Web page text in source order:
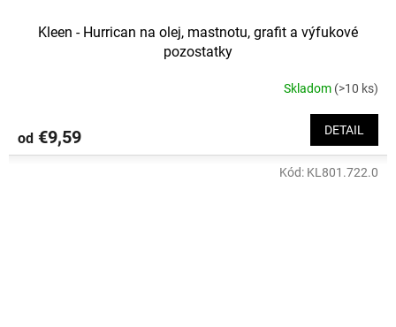
Kleen - Hurrican na olej, mastnotu, grafit a výfukové
pozostatky
je
3,0
Skladom (>10 ks)
od €9,59 DETAIL
Kód: KL801.722.0